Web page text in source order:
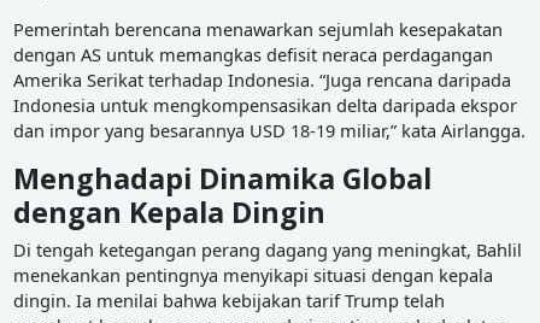
Pemerintah berencana menawarkan sejumlah kesepakatan
dengan AS untuk memangkas defisit neraca perdagangan
Amerika Serikat terhadap Indonesia. “Juga rencana daripada
Indonesia untuk mengkompensasikan delta daripada ekspor
dan impor yang besarannya USD 18-19 miliar,” kata Airlangga.
Menghadapi Dinamika Global
dengan Kepala Dingin
Di tengah ketegangan perang dagang yang meningkat, Bahlil
menekankan pentingnya menyikapi situasi dengan kepala
dingin. Ia menilai bahwa kebijakan tarif Trump telah